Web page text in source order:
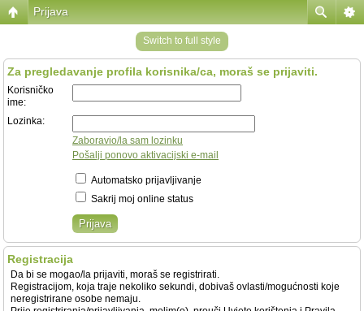
Prijava
Switch to full style
Za pregledavanje profila korisnika/ca, moraš se prijaviti.
Korisničko
ime:
Lozinka:
Zaboravio/la sam lozinku
Pošalji ponovo aktivacijski e-mail
Automatsko prijavljivanje
Sakrij moj online status
Registracija
Da bi se mogao/la prijaviti, moraš se registrirati.
Registracijom, koja traje nekoliko sekundi, dobivaš ovlasti/mogućnosti koje
neregistrirane osobe nemaju.